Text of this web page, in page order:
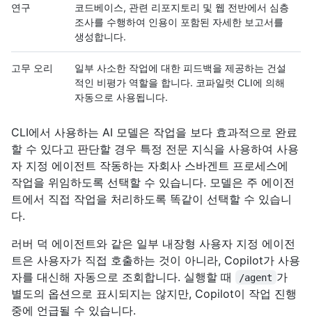
연구
코드베이스, 관련 리포지토리 및 웹 전반에서 심층
조사를 수행하여 인용이 포함된 자세한 보고서를
생성합니다.
고무 오리
일부 사소한 작업에 대한 피드백을 제공하는 건설
적인 비평가 역할을 합니다. 코파일럿 CLI에 의해
자동으로 사용됩니다.
CLI에서 사용하는 AI 모델은 작업을 보다 효과적으로 완료
할 수 있다고 판단할 경우 특정 전문 지식을 사용하여 사용
자 지정 에이전트 작동하는 자회사 스바겐트 프로세스에
작업을 위임하도록 선택할 수 있습니다. 모델은 주 에이전
트에서 직접 작업을 처리하도록 똑같이 선택할 수 있습니
다.
러버 덕 에이전트와 같은 일부 내장형 사용자 지정 에이전
트은 사용자가 직접 호출하는 것이 아니라, Copilot가 사용
자를 대신해 자동으로 조회합니다. 실행할 때
/agent 가
별도의 옵션으로 표시되지는 않지만, Copilot이 작업 진행
중에 언급될 수 있습니다.